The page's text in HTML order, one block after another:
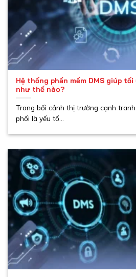
Hệ thống phần mềm DMS giúp
như thế nào?
Trong bối cảnh thị trường cạnh
phối là yếu tố...